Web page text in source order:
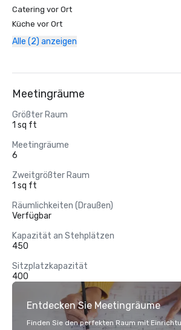
Catering vor Ort
Küche vor Ort
Alle (2) anzeigen
Meetingräume
Größter Raum
1 sq ft
Meetingräume
6
Zweitgrößter Raum
1 sq ft
Räumlichkeiten (Draußen)
Verfügbar
Kapazität an Stehplätzen
450
Sitzplatzkapazität
400
Entdecken Sie Meetingräume
Finden Sie den perfekten Raum mit